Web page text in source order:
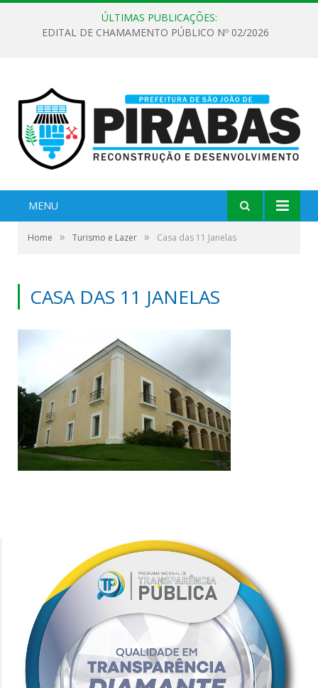
ÚLTIMAS PUBLICAÇÕES:
EDITAL DE CHAMAMENTO PÚBLICO Nº 02/2026
MENU
Home » Turismo e Lazer » Casa das 11 Janelas
CASA DAS 11 JANELAS